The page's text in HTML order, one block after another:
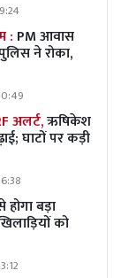
: PM आवास
ने रोका,
अलर्ट,ऋषिकेश
घाटों पर कड़ी
बड़ा
को